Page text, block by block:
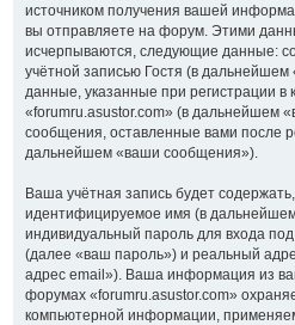
источником получения вашей
вы отправляете на форум. Этими
исчерпываются, следующие данные:
учётной записью Гостя (в
данные, указанные при регистрации в
«forumru.asustor.com» (в дальнейшем
сообщения, оставленные вами после
дальнейшем «ваши сообщения»).
Ваша учётная запись будет
идентифицируемое имя (в
индивидуальный пароль для входа
(далее «ваш пароль») и реальный
адрес email»). Ваша информация из
форумах «forumru.asustor.com»
компьютерной информации,